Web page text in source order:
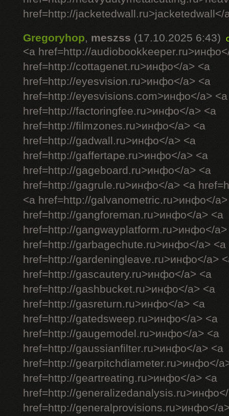
href=http://jacketedwall.ru>jacketedwall</
Gregoryhop,meszss (17.10.2025 6:43)
<a href=http://
href=http://cottagenet.ru>инфо</a> <a
href=http://eyesvision.ru>инфо</a> <a
href=http://eyesvisions.com>инфо</a> <a
href=http://factoringfee.ru>инфо</a> <a
href=http://filmzones.ru>инфо</a> <a
href=http://gadwall.ru>инфо</a> <a
href=http://gaffertape.ru>инфо</a> <a
href=http://gageboard.ru>инфо</a> <a
href=http://gagrule.ru>инфо</a> <a
<a href=http://galvanometric.ru>инфо</
href=http://gangforeman.ru>инфо</a> <a
href=http://gangwayplatform.ru>инфо</a>
href=http://garbagechute.ru>инфо</a> <a
href=http://gardeningleave.ru>инфо</a>
href=http://gascautery.ru>инфо</a> <a
href=http://gashbucket.ru>инфо</a> <a
href=http://gasreturn.ru>инфо</a> <a
href=http://gatedsweep.ru>инфо</a> <a
href=http://gaugemodel.ru>инфо</a> <a
href=http://gaussianfilter.ru>инфо</a> <a
href=http://gearpitchdiameter.ru>инфо</
href=http://geartreating.ru>инфо</a> <a
href=http://
href=http://generalprovisions.ru>инфо</